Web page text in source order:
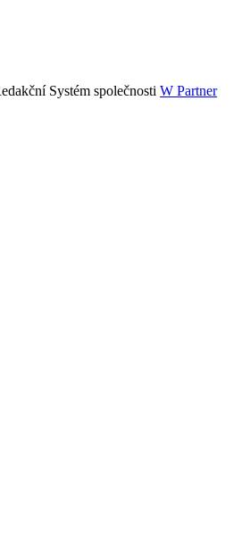
Systém společnosti W Partner